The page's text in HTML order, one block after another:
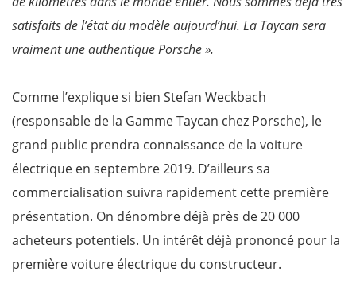
satisfaits de l’état du modèle aujourd’hui. La Taycan sera
vraiment une authentique Porsche ».
Comme l’explique si bien Stefan Weckbach
(responsable de la Gamme Taycan chez Porsche), le
grand public prendra connaissance de la voiture
électrique en septembre 2019. D’ailleurs sa
commercialisation suivra rapidement cette première
présentation. On dénombre déjà près de 20 000
acheteurs potentiels. Un intérêt déjà prononcé pour la
première voiture électrique du constructeur.